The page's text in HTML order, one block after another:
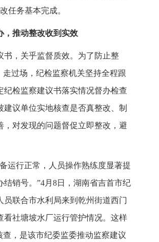
任务基本完成。
，推动整改收到实效
书，关乎监督质效。为了防止整
走过场，纪检监察机关坚持全程跟
纪检监察建议书落实情况督办检查
建议单位实地核查是否真整改、制
，对发现的问题督促立即整改，避
运行正常，人员操作熟练度显著提
销号。”4月8日，湖南省吉首市纪
员联合市水利局来到乾州街道西门
看社塘坡水厂运行管护情况。这样
查，是该市纪委监委推动监察建议